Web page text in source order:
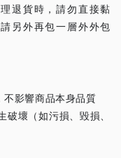
退貨時，請勿直接黏
另外再包一層外外包
影響商品本身品質
壞（如污損、毀損、